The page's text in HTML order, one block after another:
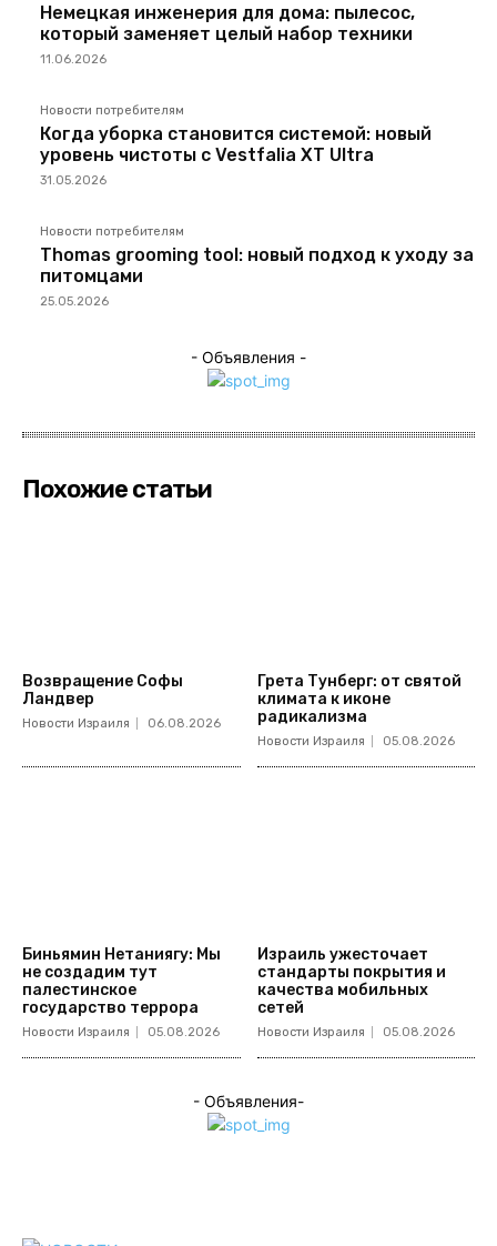
Немецкая инженерия для дома: пылесос,
который заменяет целый набор техники
11.06.2026
Новости потребителям
Когда уборка становится системой: новый
уровень чистоты с Vestfalia XT Ultra
31.05.2026
Новости потребителям
Thomas grooming tool: новый подход к уходу за
питомцами
25.05.2026
- Объявления -
Похожие статьи
Возвращение Софы
Ландвер
Новости Израиля 06.08.2026
Грета Тунберг: от святой
климата к иконе
радикализма
Новости Израиля 05.08.2026
Биньямин Нетаниягу: Мы
не создадим тут
палестинское
государство террора
Новости Израиля 05.08.2026
Израиль ужесточает
стандарты покрытия и
качества мобильных
сетей
Новости Израиля 05.08.2026
- Объявления-